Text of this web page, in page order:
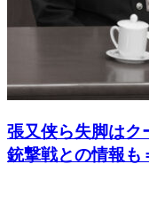
張又侠ら失脚は
銃撃戦との情報も